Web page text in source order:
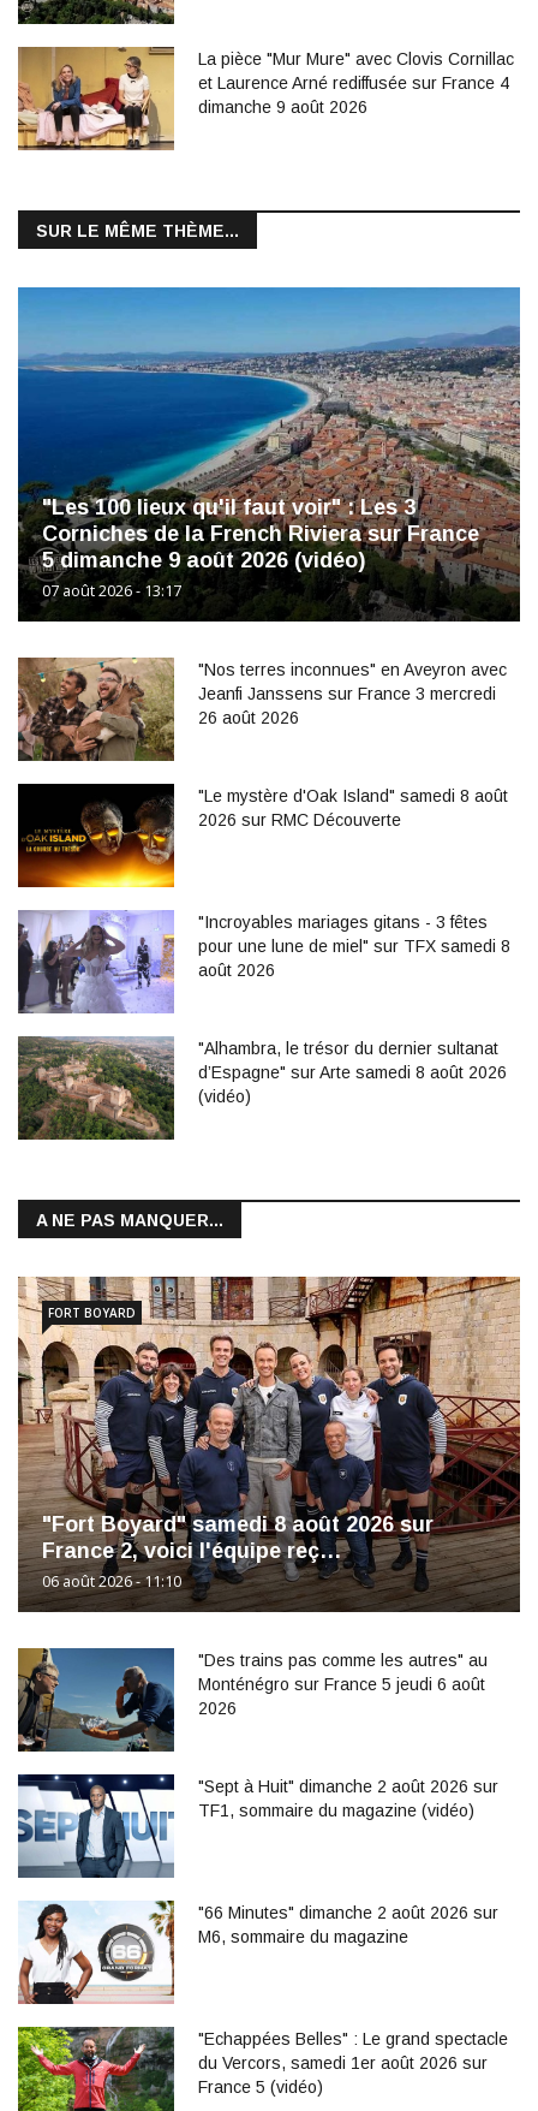
La pièce "Mur Mure" avec Clovis Cornillac
et Laurence Arné rediffusée sur France 4
dimanche 9 août 2026
SUR LE MÊME THÈME...
"Les 100 lieux qu'il faut voir" : Les 3
Corniches de la French Riviera sur France
5 dimanche 9 août 2026 (vidéo)
07 août 2026 - 13:17
"Nos terres inconnues" en Aveyron avec
Jeanfi Janssens sur France 3 mercredi
26 août 2026
"Le mystère d'Oak Island" samedi 8 août
2026 sur RMC Découverte
"Incroyables mariages gitans - 3 fêtes
pour une lune de miel" sur TFX samedi 8
août 2026
"Alhambra, le trésor du dernier sultanat
d’Espagne" sur Arte samedi 8 août 2026
(vidéo)
A NE PAS MANQUER...
"Fort Boyard" samedi 8 août 2026 sur
France 2, voici l'équipe reç…
06 août 2026 - 11:10
FORT BOYARD
"Des trains pas comme les autres" au
Monténégro sur France 5 jeudi 6 août
2026
"Sept à Huit" dimanche 2 août 2026 sur
TF1, sommaire du magazine (vidéo)
"66 Minutes" dimanche 2 août 2026 sur
M6, sommaire du magazine
"Echappées Belles" : Le grand spectacle
du Vercors, samedi 1er août 2026 sur
France 5 (vidéo)